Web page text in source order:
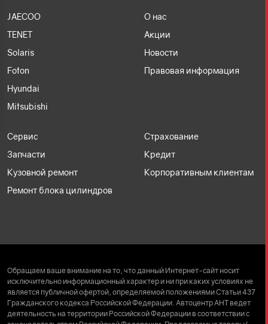
JAECOO
TENET
Solaris
Foton
Hyundai
Mitsubishi
О нас
Акции
Новости
Правовая информация
Сервис
Запчасти
Кузовной ремонт
Ремонт блока цилиндров
Страхование
Кредит
Корпоративным клиентам
Обращаем ваше внимание на то, что данный Интернет-сайт носит
исключительно информационный характер и ни при каких условиях не
является публичной офертой, определяемой положениями Статьи 437
Гражданского кодекса Российской Федерации. Автоцентр АНТ ведет
деятельность на территории Российской Федерации в соответствии с